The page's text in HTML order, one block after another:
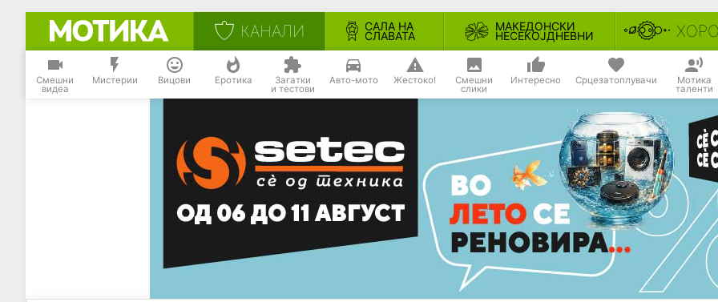
КАНАЛИ САЛА НА
СЛАВАТА
МАКЕДОНСКИ
НЕСЕКОЈДНЕВНИ
Смешни
видеа
Мистерии Вицови Еротика Загатки
и тестови
Авто-мото Жестоко! Смешни
слики
Интересно Срцезатоплувачи Мотика
таленти